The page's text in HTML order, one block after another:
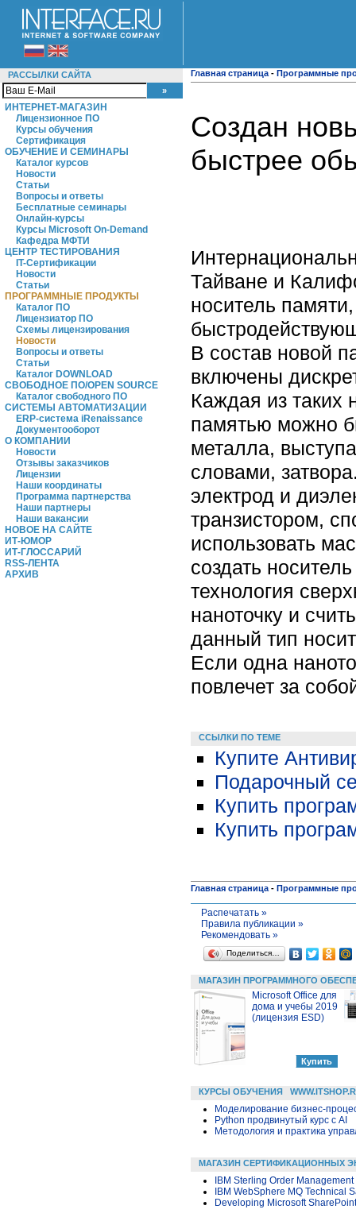
РАССЫЛКИ САЙТА
ИНТЕРНЕТ-МАГАЗИН
Лицензионное ПО
Курсы обучения
Сертификация
ОБУЧЕНИЕ И СЕМИНАРЫ
Каталог курсов
Новости
Статьи
Вопросы и ответы
Бесплатные семинары
Онлайн-курсы
Курсы Microsoft On-Demand
Кафедра МФТИ
ЦЕНТР ТЕСТИРОВАНИЯ
IT-Сертификации
Новости
Статьи
ПРОГРАММНЫЕ ПРОДУКТЫ
Каталог ПО
Лицензиатор ПО
Схемы лицензирования
Новости
Вопросы и ответы
Статьи
Каталог DOWNLOAD
СВОБОДНОЕ ПО/OPEN SOURCE
Каталог свободного ПО
СИСТЕМЫ АВТОМАТИЗАЦИИ
ERP-система iRenaissance
Документооборот
О КОМПАНИИ
Новости
Отзывы заказчиков
Лицензии
Наши координаты
Программа партнерства
Наши партнеры
Наши вакансии
НОВОЕ НА САЙТЕ
ИТ-ЮМОР
ИТ-ГЛОССАРИЙ
RSS-ЛЕНТА
АРХИВ
Главная страница - Программные
Создан
быстрее
Тайване и
носитель
В состав новой
включены
Каждая из таких
памятью можно
металла,
словами,
электрод и
транзистором,
использовать
создать
технология
наноточку и
данный тип
Если одна
повлечет за
ССЫЛКИ ПО ТЕМЕ
Купите
Подарочный
Купить
Купить
Главная страница - Программные
Распечатать »
Правила публикации »
Рекомендовать »
Поделиться…
МАГАЗИН ПРОГРАММНОГО
Microsoft Office для
дома и учебы 2019
(лицензия ESD)
КУРСЫ ОБУЧЕНИЯ
Моделирование бизнес-
Python продвинутый курс с AI
Методология и практика
МАГАЗИН СЕРТИФИКАЦИОННЫХ
IBM Sterling Order
IBM WebSphere MQ Technical
Developing Microsoft